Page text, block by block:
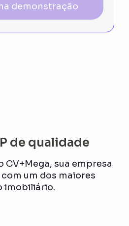
demonstração
de qualidade
CV+Mega, sua empresa
um dos maiores
imobiliário.